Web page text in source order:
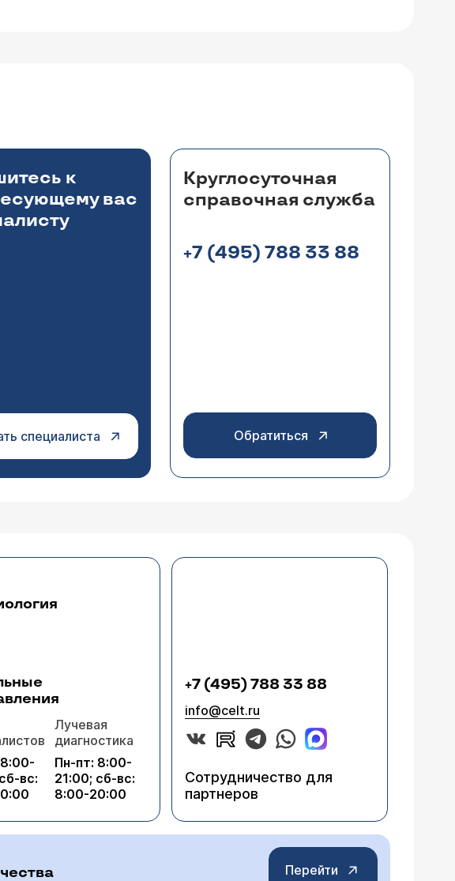
к
вас
специалиста
Круглосуточная
справочная служба
+7 (495) 788 33 88
Обратиться
вс:
Лучевая
диагностика
Пн-пт: 8:00-
21:00; сб-вс:
8:00-20:00
+7 (495) 788 33 88
info@celt.ru
Сотрудничество для
партнеров
Перейти